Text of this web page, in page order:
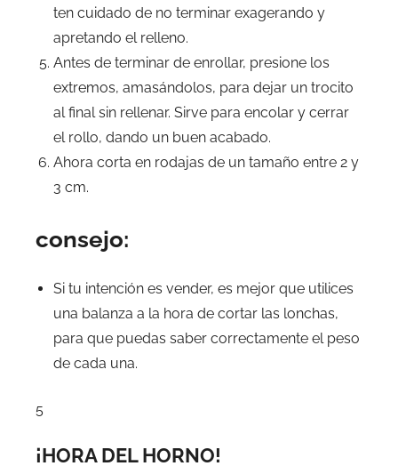
ten cuidado de no terminar exagerando y
apretando el relleno.
Antes de terminar de enrollar, presione los
extremos, amasándolos, para dejar un trocito
al final sin rellenar. Sirve para encolar y cerrar
el rollo, dando un buen acabado.
Ahora corta en rodajas de un tamaño entre 2 y
3 cm.
consejo:
Si tu intención es vender, es mejor que utilices
una balanza a la hora de cortar las lonchas,
para que puedas saber correctamente el peso
de cada una.
5
¡HORA DEL HORNO!